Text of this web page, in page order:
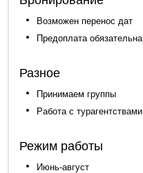
Возможен перенос дат
Предоплата обязательна
Разное
Принимаем группы
Работа с турагентствами
Режим работы
Июнь-август